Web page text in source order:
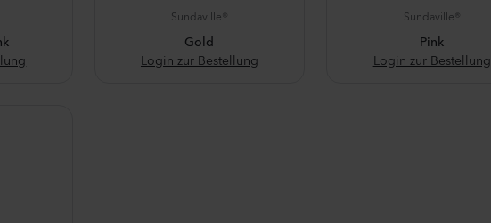
Sundaville®
Gold
Login zur Bestellung
Sundaville®
Pink
Login zur Bestellung